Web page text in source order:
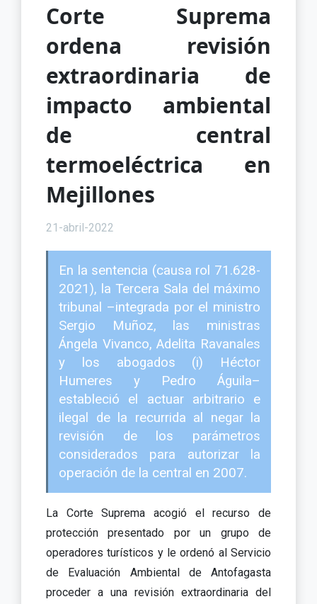
Corte Suprema
ordena revisión
extraordinaria de
impacto ambiental
de central
termoeléctrica en
Mejillones
21-abril-2022
En la sentencia (causa rol 71.628-
2021), la Tercera Sala del máximo
tribunal –integrada por el ministro
Sergio Muñoz, las ministras
Ángela Vivanco, Adelita Ravanales
y los abogados (i) Héctor
Humeres y Pedro Águila–
estableció el actuar arbitrario e
ilegal de la recurrida al negar la
revisión de los parámetros
considerados para autorizar la
operación de la central en 2007.
La Corte Suprema acogió el recurso de
protección presentado por un grupo de
operadores turísticos y le ordenó al Servicio
de Evaluación Ambiental de Antofagasta
proceder a una revisión extraordinaria del